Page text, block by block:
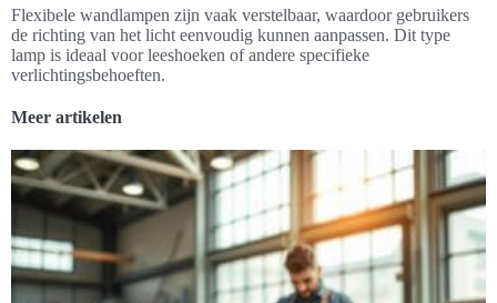
Flexibele wandlampen zijn vaak verstelbaar, waardoor gebruikers
de richting van het licht eenvoudig kunnen aanpassen. Dit type
lamp is ideaal voor leeshoeken of andere specifieke
verlichtingsbehoeften.
Meer artikelen